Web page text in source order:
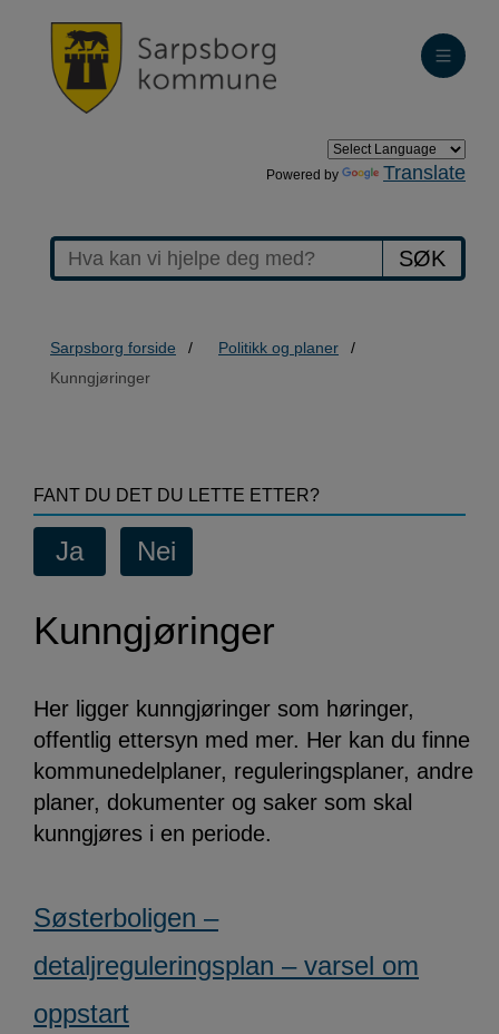
Powered by Translate
SØK
Sarpsborg forside
Politikk og planer
Kunngjøringer
FANT DU DET DU LETTE ETTER?
Kunngjøringer
Her ligger kunngjøringer som høringer,
offentlig ettersyn med mer. Her kan du finne
kommunedelplaner, reguleringsplaner, andre
planer, dokumenter og saker som skal
kunngjøres i en periode.
Søsterboligen –
detaljreguleringsplan – varsel om
oppstart